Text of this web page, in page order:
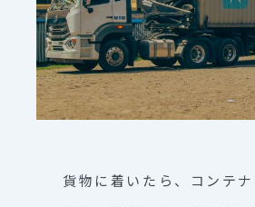
貨物に着いたら、コンテ